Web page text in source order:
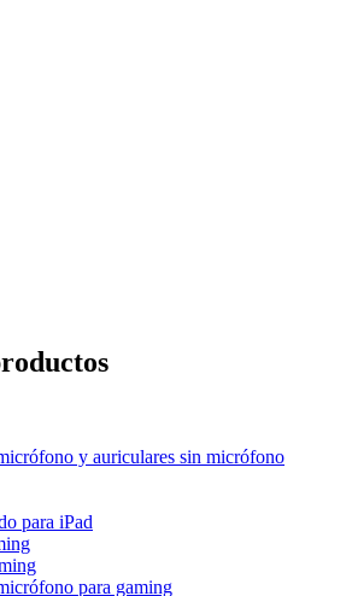
y auriculares sin micrófono
para iPad
para gaming